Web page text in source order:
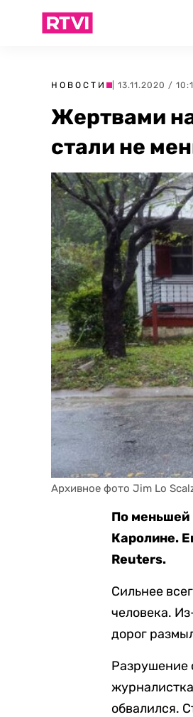
НОВОСТИ | 13.11.2020 /
Жертвами
стали не
Архивное фото Jim Lo
По меньшей
Каролине.
Reuters.
Сильнее
человека.
дорог
Разрушение
обвалился.